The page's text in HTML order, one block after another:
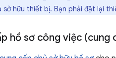
sở hữu thiết bị. Bạn phải đặt lại
hồ sơ công việc (cung